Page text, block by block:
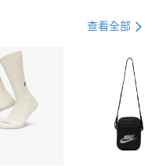
21家銀行
第一商業銀行
彰化商業銀行
查看全部